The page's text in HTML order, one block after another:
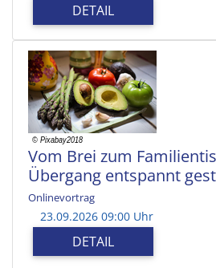
DETAIL
Vom Brei zum
Übergang entspannt
Onlinevortrag
23.09.2026 09:00 Uhr
DETAIL